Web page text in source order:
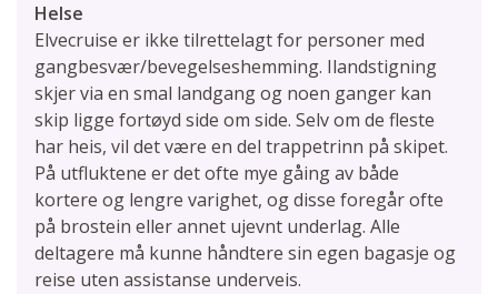
Helse
Elvecruise er ikke tilrettelagt for personer med
gangbesvær/bevegelseshemming. Ilandstigning
skjer via en smal landgang og noen ganger kan
skip ligge fortøyd side om side. Selv om de fleste
har heis, vil det være en del trappetrinn på skipet.
På utfluktene er det ofte mye gåing av både
kortere og lengre varighet, og disse foregår ofte
på brostein eller annet ujevnt underlag. Alle
deltagere må kunne håndtere sin egen bagasje og
reise uten assistanse underveis.